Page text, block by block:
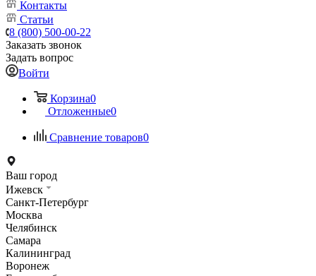
Контакты
Статьи
8 (800) 500-00-22
Заказать звонок
Задать вопрос
Войти
Корзина0
Отложенные0
Сравнение товаров0
Ваш город
Ижевск
Санкт-Петербург
Москва
Челябинск
Самара
Калининград
Воронеж